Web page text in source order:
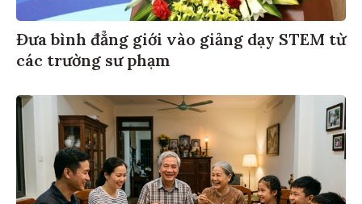
Đưa bình đẳng giới vào giảng dạy STEM từ
các trường sư phạm